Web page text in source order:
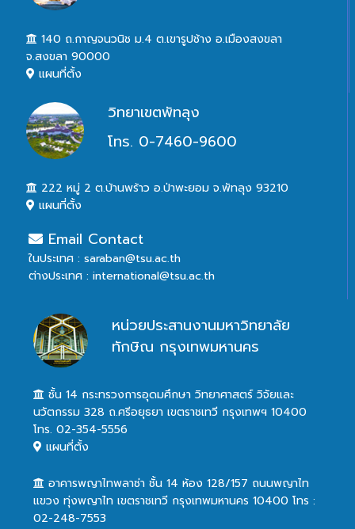
140 ถ.กาญจนวนิช ม.4 ต.เขารูปช้าง อ.เมืองสงขลา
จ.สงขลา 90000
แผนที่ตั้ง
วิทยาเขตพัทลุง
โทร. 0-7460-9600
222 หมู่ 2 ต.บ้านพร้าว อ.ป่าพะยอม จ.พัทลุง 93210
แผนที่ตั้ง
Email Contact
ในประเทศ : saraban@tsu.ac.th
ต่างประเทศ : international@tsu.ac.th
หน่วยประสานงานมหาวิทยาลัย
ทักษิณ กรุงเทพมหานคร
ชั้น 14 กระทรวงการอุดมศึกษา วิทยาศาสตร์ วิจัยและ
นวัตกรรม 328 ถ.ศรีอยุธยา เขตราชเทวี กรุงเทพฯ 10400
โทร. 02-354-5556
แผนที่ตั้ง
อาคารพญาไทพลาซ่า ชั้น 14 ห้อง 128/157 ถนนพญาไท
แขวง ทุ่งพญาไท เขตราชเทวี กรุงเทพมหานคร 10400 โทร :
02-248-7553